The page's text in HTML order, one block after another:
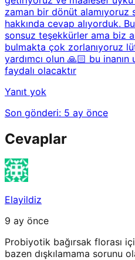
zaman bir dönüt alamıyoruz
hakkında cevap alıyorduk.
sonsuz teşekkürler ama biz
bulmakta çok zorlanıyoruz
yardımcı olun 🙏🏻 bu
faydalı olacaktır
Yanıt yok
Son gönderi: 5 ay önce
Cevaplar
Elayildiz
9 ay önce
Probiyotik bağırsak florası
bazen dışkılamama sorunu